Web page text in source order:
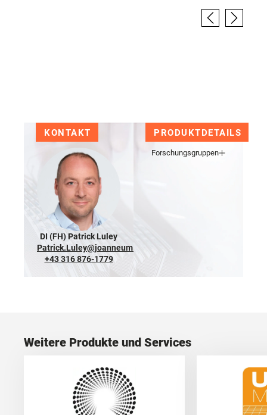
KONTAKT
DI (FH) Patrick Luley
Patrick.Luley@joanneum.at
+43 316 876-1779
PRODUKTDETAILS
Forschungsgruppen
Weitere Produkte und Services